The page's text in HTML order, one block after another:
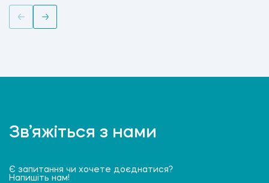
Зв’яжіться з нами
Є запитання чи хочете доєднатися?
Напишіть нам!